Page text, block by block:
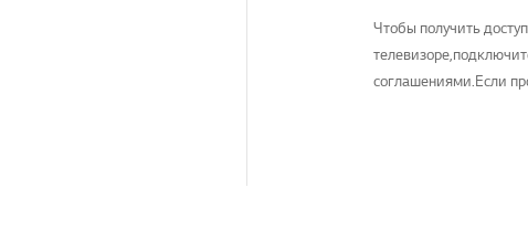
Чтобы получить
соглашениями.Если